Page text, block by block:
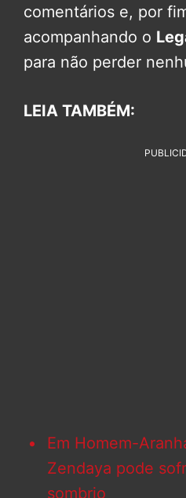
comentários e, por
acompanhando o
para não perder
LEIA TAMBÉM:
Em Homem-
Zendaya pode
sombrio